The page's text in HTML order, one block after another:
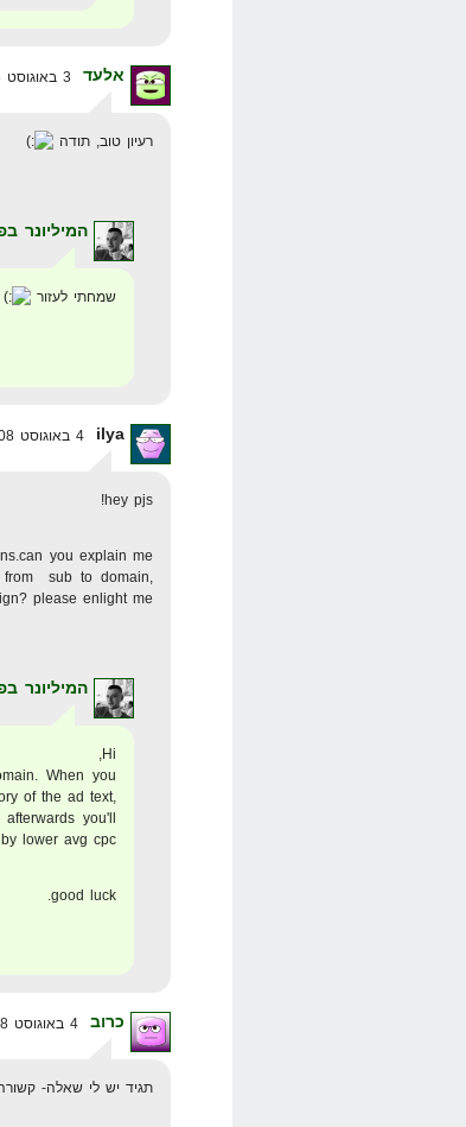
אלעד
רעיון טוב, תודה
המיליונר
שמחתי לעזור
ilya
hey pjs!
you explain me
from sub to domain,
please enlight me
המיליונר
Hi,
When you
of the ad text,
you'll
lower avg cpc.
good luck.
כרוב
תגיד יש לי שאלה-